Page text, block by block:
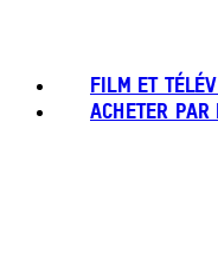
FILM ET
ACHETER PAR